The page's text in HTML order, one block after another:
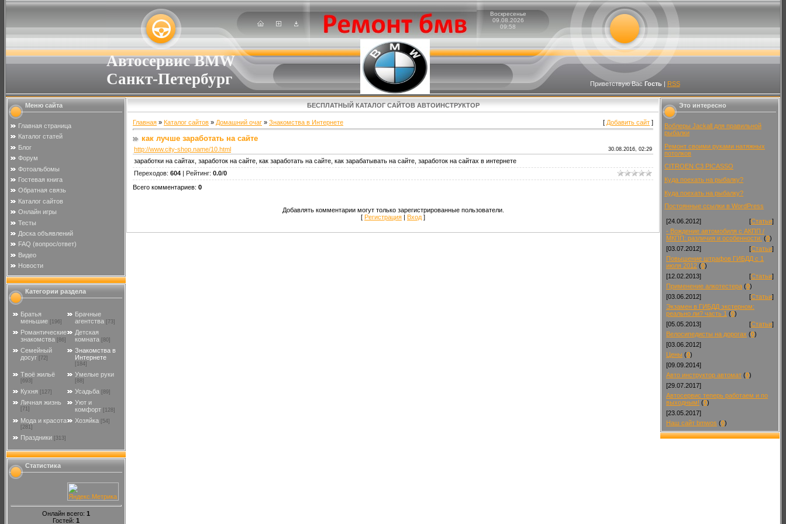
Автосервис BMW
Санкт-Петербург
Воскресенье
09.08.2026
09:58
Приветствую Вас Гость| RSS
Меню сайта
Главная страница
Каталог статей
Блог
Форум
Фотоальбомы
Гостевая книга
Обратная связь
Каталог сайтов
Онлайн игры
Тесты
Доска объявлений
FAQ (вопрос/ответ)
Видео
Новости
Категории раздела
Братья
меньшие
[196]
Брачные
агентства
[73]
Романтические
знакомства [86]
Детская
комната [80]
Семейный
досуг
[72]
Знакомства в
Интернете
[184]
Твоё жильё
[693]
Умелые руки
[88]
Кухня [127] Усадьба [89]
Личная жизнь
[71]
Уют и
комфорт
[128]
Мода и красота
[281]
Хозяйка [54]
Праздники [313]
Статистика
Онлайн всего: 1
Гостей: 1
БЕСПЛАТНЫЙ КАТАЛОГ САЙТОВ АВТОИНСТРУКТОР
Главная » Каталог сайтов » Домашний очаг » Знакомства в Интернете [ Добавить сайт ]
как лучше заработать на сайте
http://www.city-shop.name/10.html 30.08.2016, 02:29
заработки на сайтах, заработок на сайте, как заработать на сайте, как зарабатывать на сайте, заработок на сайтах в интернете
Переходов: 604 | Рейтинг: 0.0/0
Всего комментариев: 0
Добавлять комментарии могут только зарегистрированные пользователи.
[ Регистрация | Вход ]
Это интересно
Воблеры Jackall для правильной
рыбалки
Ремонт своими руками натяжных
потолков
CITROEN C3 PICASSO
Куда поехать на рыбалку?
Куда поехать на рыбалку?
Постоянные ссылки в WordPress
[24.06.2012] [Статьи]
- Вождение автомобиля с АКПП /
МКПП: различия и особенности. (0)
[03.07.2012]
[Статьи]
Повышение штрафов ГИБДД с 1
июля 2012 (0)
[12.02.2013]
[Статьи]
Применение алкотестера (0)
[03.06.2012]
[Статьи]
Экзамен в ГИБДД экстерном:
реально ли? часть 1 (0)
[05.05.2013]
[Статьи]
Велосипедисты на дорогах (0)
[03.06.2012]
Цены (0)
[09.09.2014]
Авто инструктор автомат (0)
[29.07.2017]
Автосервис теперь работаем и по
выходным! (0)
[23.05.2017]
Наш сайт bmwos (0)